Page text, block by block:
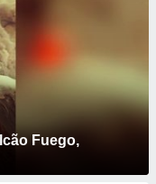
Fuego,